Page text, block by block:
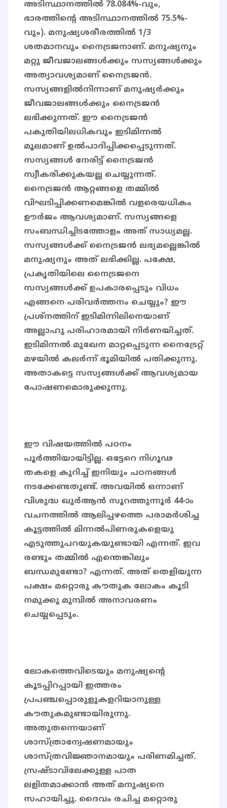
അടിസ്ഥാനത്തിൽ 78.084%-വും,
ഭാരത്തിന്റെ അടിസ്ഥാനത്തിൽ 75.5%-
വും). മനുഷ്യശരീരത്തില്‍ 1/3
ശതമാനവും നൈട്രജനാണ്‌. മനുഷ്യനും
മറ്റു ജീവജാലങ്ങള്‍ക്കും സസ്യങ്ങള്‍ക്കും
അത്യാവശ്യമാണ്‌ നൈട്രജന്‍.
സസ്യങ്ങളില്‍നിന്നാണ്‌ മനുഷ്യര്‍ക്കും
ജീവജാലങ്ങള്‍ക്കും നൈട്രജന്‍
ലഭിക്കുന്നത്‌. ഈ നൈട്രജന്‍
പകുതിയിലധികവും ഇടിമിന്നല്‍
മൂലമാണ്‌ ഉല്‍പാദിപ്പിക്കപ്പെടുന്നത്‌.
സസ്യങ്ങള്‍ നേരിട്ട്‌ നൈട്രജന്‍
സ്വീകരിക്കുകയല്ല ചെയ്യുന്നത്‌.
നൈട്രജന്‍ ആറ്റങ്ങളെ തമ്മില്‍
വിഘടിപ്പിക്കണമെങ്കില്‍ വളരെയധികം
ഊര്‍ജം ആവശ്യമാണ്‌. സസ്യങ്ങളെ
സംബന്ധിച്ചിടത്തോളം അത്‌ സാധ്യമല്ല.
സസ്യങ്ങള്‍ക്ക്‌ നൈട്രജന്‍ ലഭ്യമല്ലെങ്കില്‍
മനുഷ്യനും അത്‌ ലഭിക്കില്ല. പക്ഷേ,
പ്രകൃതിയിലെ നൈട്രജനെ
സസ്യങ്ങള്‍ക്ക്‌ ഉപകാരപ്പെടും വിധം
എങ്ങനെ പരിവര്‍ത്തനം ചെയ്യും? ഈ
പ്രശ്നത്തിന്‌ ഇടിമിന്നിലിനെയാണ്‌
അല്ലാഹു പരിഹാരമായി നിര്‍ണയിച്ചത്‌.
ഇടിമിന്നല്‍ മുഖേന മാറ്റപ്പെടുന്ന നൈട്രേറ്റ്‌
മഴയില്‍ കലര്‍ന്ന്‌ ഭൂമിയില്‍ പതിക്കുന്നു.
അതാകട്ടെ സസ്യങ്ങള്‍ക്ക്‌ ആവശ്യമായ
പോഷണമൊരുക്കുന്നു.
ഈ വിഷയത്തിൽ പഠനം
പൂർത്തിയായിട്ടില്ല. ഒട്ടേറെ നിഗൂഢ
തകളെ കുറിച്ച് ഇനിയും പഠനങ്ങൾ
നടക്കേണ്ടതുണ്ട്. അവയിൽ ഒന്നാണ്
വിശുദ്ധ ഖുര്‍ആന്‍ സൂറത്തുന്നൂർ 44-ാ‍ം
വചനത്തില്‍ ആലിപ്പഴത്തെ പരാമര്‍ശിച്ച
കൂട്ടത്തില്‍ മിന്നല്‍പിണരുകളെയു
എടുത്തുപറയുകയുണ്ടായി എന്നത്. ഇവ
രണ്ടും തമ്മില്‍ എന്തെങ്കിലും
ബന്ധമുണ്ടോ? എന്നത്. അത് തെളിയുന്ന
പക്ഷം മറ്റൊരു കൗതുക ലോകം കൂടി
നമുക്കു മുമ്പിൽ അനാവരണം
ചെയ്യപ്പെടും.
ലോകത്തെവിടെയും മനുഷ്യന്റെ
കൂടപ്പിറപ്പായി ഇത്തരം
പ്രപഞ്ചപ്പൊരുളുകളറിയാനുള്ള
കൗതുകമുണ്ടായിരുന്നു.
അതുതന്നെയാണ്
ശാസ്ത്രാന്വേഷണമായും
ശാസ്ത്രവിജ്ഞാനമായും പരിണമിച്ചത്.
സ്രഷ്ടാവിലേക്കുള്ള പാത
ലളിതമാക്കാന്‍ അത് മനുഷ്യനെ
സഹായിച്ചു. ദൈവം രചിച്ച മറ്റൊരു